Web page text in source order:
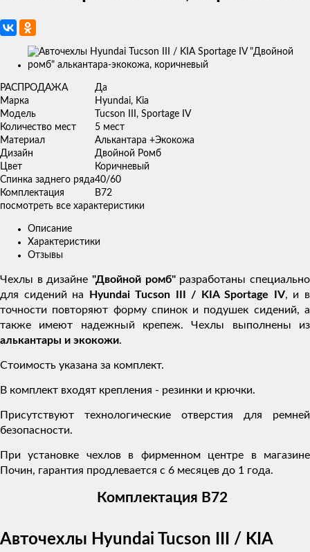
Изображения
товаров
РАСПРОДАЖА
Да
Марка
Hyundai, Kia
Модель
Tucson III, Sportage IV
Количество мест
5 мест
Материал
Алькантара +Экокожа
Дизайн
Двойной Ромб
Цвет
Коричневый
Спинка заднего ряда40/60
Комплектация
В72
посмотреть все характеристики
Описание
Характеристики
Отзывы
Чехлы в дизайне "Двойной ромб"разработаны специально
для сидений на
Hyundai Tucson III / KIA Sportage IV, и в
точности повторяют форму спинок и подушек сидений, а
также имеют надежный крепеж. Чехлы выполнены из
алькантары и экокожи.
Стоимость указана за комплект.
В комплект входят крепления - резинки и крючки.
Присутствуют технологические отверстия для ремней
безопасности.
При установке чехлов в фирменном центре в магазине
Почин, гарантия продлевается с 6 месяцев до 1 года.
Комплектация В72
Авточехлы Hyundai Tucson III / KIA